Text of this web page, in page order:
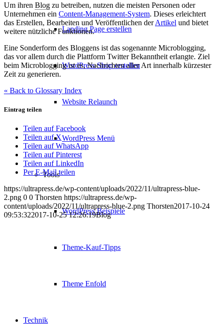
Landing Page erstellen
WordPress Shop erstellen
Website Relaunch
WordPress Menü
Tools
WordPress Beispiele
Theme-Kauf-Tipps
Theme Enfold
Technik
Um ihren Blog zu betreiben, nutzen die meisten Personen oder
Unternehmen ein Content-Management-System. Dieses erleichtert
das Erstellen, Bearbeiten und Veröffentlichen derArtikel und bietet
weitere nützliche Funktionen.
Eine Sonderform des Bloggens ist das sogenannte Microblogging,
das vor allem durch die Plattform Twitter Bekanntheit erlangte. Ziel
beim Microblogging ist es, Nachrichten aller Art innerhalb kürzester
Zeit zu generieren.
« Back to Glossary Index
Eintrag teilen
Teilen auf Facebook
Teilen auf X
Teilen auf WhatsApp
Teilen auf Pinterest
Teilen auf LinkedIn
Per E-Mail teilen
https://ultrapress.de/wp-content/uploads/2022/11/ultrapress-blue-
2.png 0 0 Thorsten https://ultrapress.de/wp-
content/uploads/2022/11/ultrapress-blue-2.png Thorsten2017-10-24
09:53:322017-10-25 12:26:19Blog